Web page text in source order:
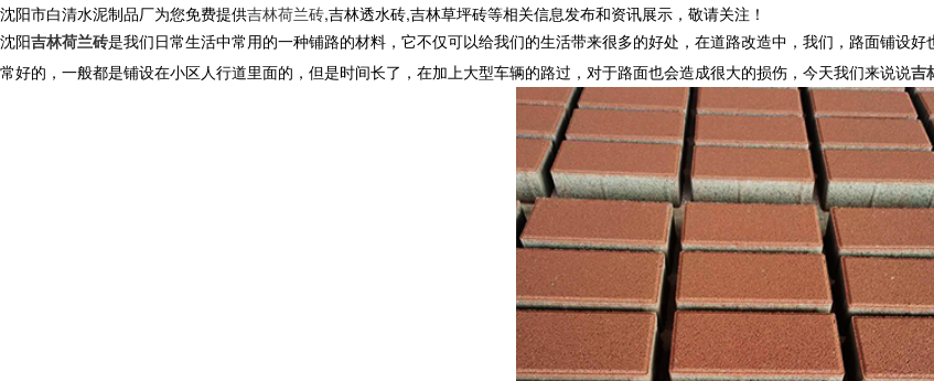
沈阳市白清水泥制品厂为您免费提供吉林荷兰砖,吉林透水砖,吉林草坪砖等相关信息发布和资讯展示，敬请关注！
沈阳吉林荷兰砖是我们日常生活中常用的一种铺路的材料，它不仅可以给我们的生活带来很多的好处，在道路改造中，我们，路面铺设
常好的，一般都是铺设在小区人行道里面的，但是时间长了，在加上大型车辆的路过，对于路面也会造成很大的损伤，今天我们来说说吉